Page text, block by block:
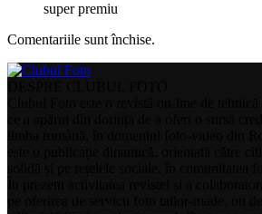
super premiu
Comentariile sunt închise.